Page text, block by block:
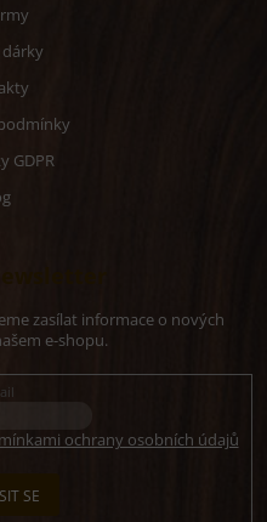
GDPR
zasílat informace o nových
e-shopu.
ochrany osobních údajů
SE